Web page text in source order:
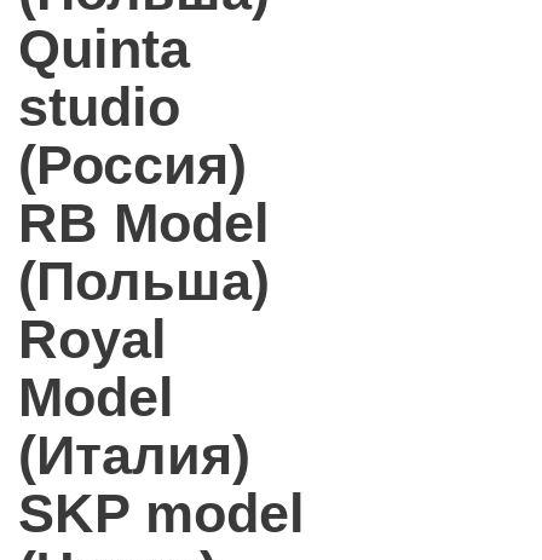
Quinta
studio
(Россия)
RB Model
(Польша)
Royal
Model
(Италия)
SKP model